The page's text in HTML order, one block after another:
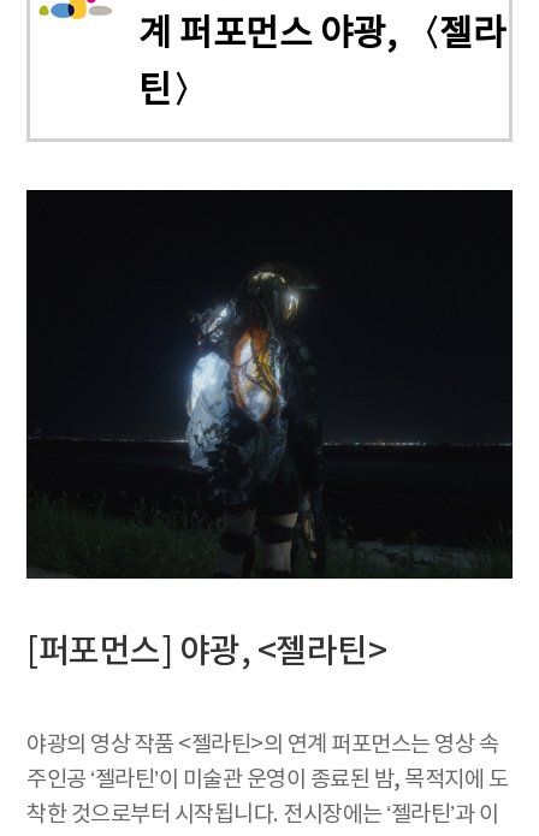
계 퍼포먼스 야광, 〈젤라
틴〉
[퍼포먼스] 야광, <젤라틴>
야광의 영상 작품 <젤라틴>의 연계 퍼포먼스는 영상 속
주인공 ‘젤라틴’이 미술관 운영이 종료된 밤, 목적지에 도
착한 것으로부터 시작됩니다. 전시장에는 ‘젤라틴’과 이